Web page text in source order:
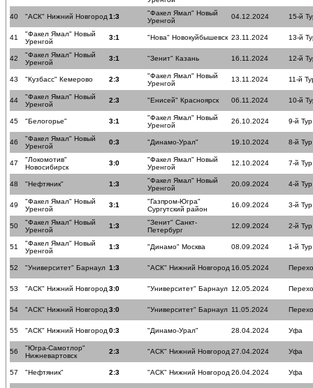
40 "АСК" Нижний Новгород 1:3
"Факел Ямал" Новый
Уренгой
04.12.2024 15-й
41
"Факел Ямал" Новый
Уренгой
3:1 "Нова" Новокуйбышевск 23.11.2024 13-й
42
"Факел Ямал" Новый
Уренгой
3:1 "Зенит" Казань 16.11.2024 12-й
43 "Кузбасс" Кемерово 2:3
"Факел Ямал" Новый
Уренгой
13.11.2024 11-й
44
"Факел Ямал" Новый
Уренгой
2:3 "Енисей" Красноярск 06.11.2024 10-й
45 "Белогорье" 3:1
"Факел Ямал" Новый
Уренгой
26.10.2024 9-й Тур
46
"Факел Ямал" Новый
Уренгой
0:3 "Динамо-Урал" 19.10.2024 8-й Тур
47
"Локомотив"
Новосибирск
3:0
"Факел Ямал" Новый
Уренгой
12.10.2024 7-й Тур
48 "Нефтяник" 1:3
"Факел Ямал" Новый
Уренгой
20.09.2024 4-й Тур
49
"Факел Ямал" Новый
Уренгой
3:1
"Газпром-Югра"
Сургутский район
16.09.2024 3-й Тур
50
"Факел Ямал" Новый
Уренгой
1:3
"Зенит" Санкт-
Петербург
12.09.2024 2-й Тур
51
"Факел Ямал" Новый
Уренгой
1:3 "Динамо" Москва 08.09.2024 1-й Тур
52 "Университет" Барнаул 1:3 "АСК" Нижний Новгород 16.05.2024
53 "АСК" Нижний Новгород 3:0 "Университет" Барнаул 12.05.2024
54 "АСК" Нижний Новгород 3:0 "Университет" Барнаул 11.05.2024
55 "АСК" Нижний Новгород 0:3 "Динамо-Урал" 28.04.2024 Уфа
56
"Югра-Самотлор"
Нижневартовск
2:3 "АСК" Нижний Новгород 27.04.2024 Уфа
57 "Нефтяник" 2:3 "АСК" Нижний Новгород 26.04.2024 Уфа